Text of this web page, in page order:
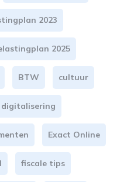
2023
2025
BTW cultuur
digitalisering
Exact Online
fiscale tips